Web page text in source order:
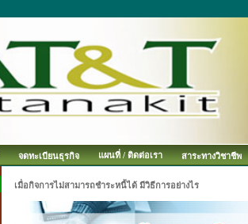
จดทะเบียนธุรกิจ แผนที่ / ติดต่อเรา สาระทางวิชาชีพ
เมื่อกิจการไม่สามารถชำระหนี้ได้ มีวิธีการอย่างไร